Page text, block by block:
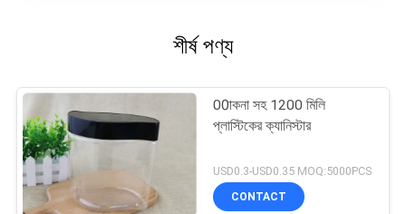
শীর্ষ পণ্য
00াকনা সহ 1200 মিলি
প্লাস্টিকের ক্যানিস্টার
USD0.3-USD0.35 MOQ:5000PCS
CONTACT